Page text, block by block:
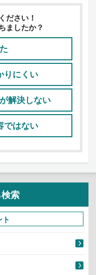
ださい！
ましたか？
りにくい
解決しない
ではない
索